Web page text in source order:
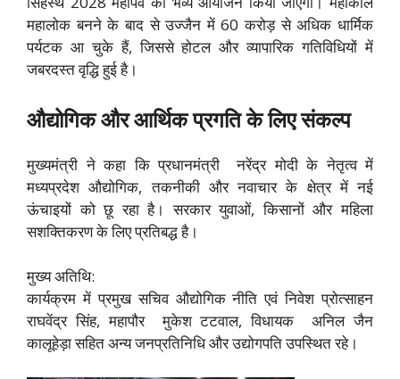
महालोक बनने के बाद से उज्जैन में 60 करोड़ से अधिक धार्मिक
पर्यटक आ चुके हैं, जिससे होटल और व्यापारिक गतिविधियों में
जबरदस्त वृद्धि हुई है।
औद्योगिक और आर्थिक प्रगति के लिए संकल्प
मुख्यमंत्री ने कहा कि प्रधानमंत्री नरेंद्र मोदी के नेतृत्व में
मध्यप्रदेश औद्योगिक, तकनीकी और नवाचार के क्षेत्र में नई
ऊंचाइयों को छू रहा है। सरकार युवाओं, किसानों और महिला
सशक्तिकरण के लिए प्रतिबद्ध है।
मुख्य अतिथि:
कार्यक्रम में प्रमुख सचिव औद्योगिक नीति एवं निवेश प्रोत्साहन
राघवेंद्र सिंह, महापौर मुकेश टटवाल, विधायक अनिल जैन
कालूहेड़ा सहित अन्य जनप्रतिनिधि और उद्योगपति उपस्थित रहे।